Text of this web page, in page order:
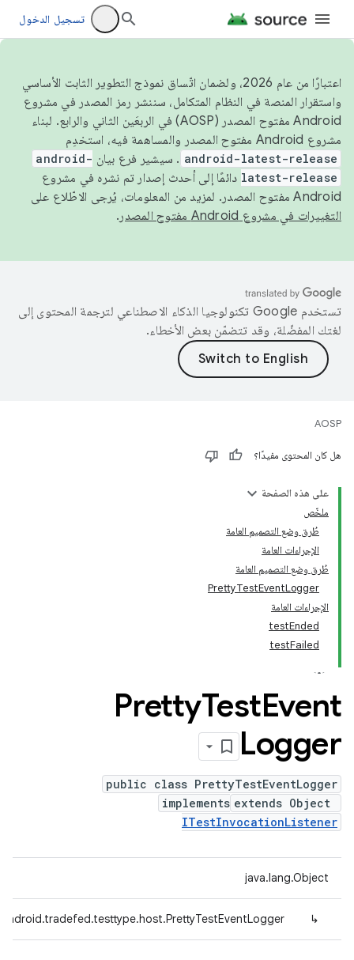
تسجيل الدخول
اعتبارًا من عام 2026، ولضمان اتّساق نموذج التطوير الثابت الأساسي
واستقرار المنصة في النظام المتكامل، سننشر رمز المصدر في مشروع
Android مفتوح المصدر (AOSP) في الربعَين الثاني والرابع. لبناء
مشروع Android مفتوح المصدر والمساهمة فيه، استخدِم
android-latest-release . سيشير فرع بيان android-
latest-release دائمًا إلى أحدث إصدار تم نشره في مشروع
Android مفتوح المصدر. لمزيد من المعلومات، يُرجى الاطّلاع على
التغييرات في مشروع Android مفتوح المصدر
.
تستخدم Google تكنولوجيا الذكاء الاصطناعي لترجمة المحتوى إلى
لغتك المفضّلة، وقد تتضمّن بعض الأخطاء.
AOSP
هل كان المحتوى مفيدًا؟
على هذه الصفحة
ملخّص
طُرق وضع التصميم العامة
الإجراءات العامة
طُرق وضع التصميم العامة
PrettyTestEventLogger
الإجراءات العامة
testEnded
testFailed
PrettyTestEvent
Logger
public class PrettyTestEventLogger
extends Object
implements
ITestInvocationListener
java.lang.Object
↳